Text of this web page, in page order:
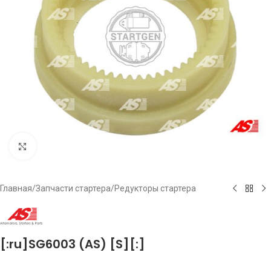
Главная/Запчасти стартера/Редукторы стартера
[:ru]SG6003 (AS) [S][:]